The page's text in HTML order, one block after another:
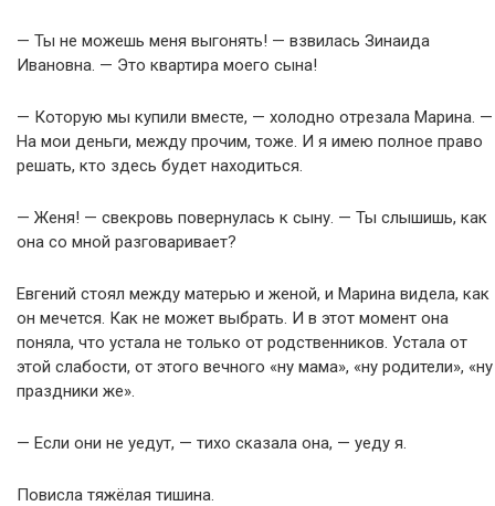
— Ты не можешь меня выгонять! — взвилась Зинаида
Ивановна. — Это квартира моего сына!
— Которую мы купили вместе, — холодно отрезала Марина. —
На мои деньги, между прочим, тоже. И я имею полное право
решать, кто здесь будет находиться.
— Женя! — свекровь повернулась к сыну. — Ты слышишь, как
она со мной разговаривает?
Евгений стоял между матерью и женой, и Марина видела, как
он мечется. Как не может выбрать. И в этот момент она
поняла, что устала не только от родственников. Устала от
этой слабости, от этого вечного «ну мама», «ну родители», «ну
праздники же».
— Если они не уедут, — тихо сказала она, — уеду я.
Повисла тяжёлая тишина.